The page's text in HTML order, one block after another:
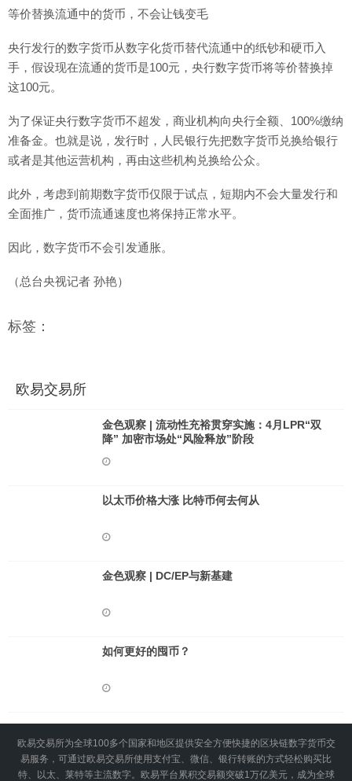
等价替换流通中的货币，不会让钱变毛
央行发行的数字货币从数字化货币替代流通中的纸钞和硬币入
手，假设现在流通的货币是100元，央行数字货币将等价替换掉
这100元。
为了保证央行数字货币不超发，商业机构向央行全额、100%缴纳
准备金。也就是说，发行时，人民银行先把数字货币兑换给银行
或者是其他运营机构，再由这些机构兑换给公众。
此外，考虑到前期数字货币仅限于试点，短期内不会大量发行和
全面推广，货币流通速度也将保持正常水平。
因此，数字货币不会引发通胀。
（总台央视记者 孙艳）
标签：
欧易交易所
金色观察 | 流动性充裕贯穿实施：4月LPR“双
降” 加密市场处“风险释放”阶段
以太币价格大涨 比特币何去何从
金色观察 | DC/EP与新基建
如何更好的囤币？
欧易交易所为全球100多个国家和地区提供安全方便快捷的区块链数字货币交
易服务，可通过欧易交易所使用支付宝、微信、银行转账的方式轻松购买比
特、以太、莱特等主流数字。欧易平台累积交易额突破1万亿美元，成为全球